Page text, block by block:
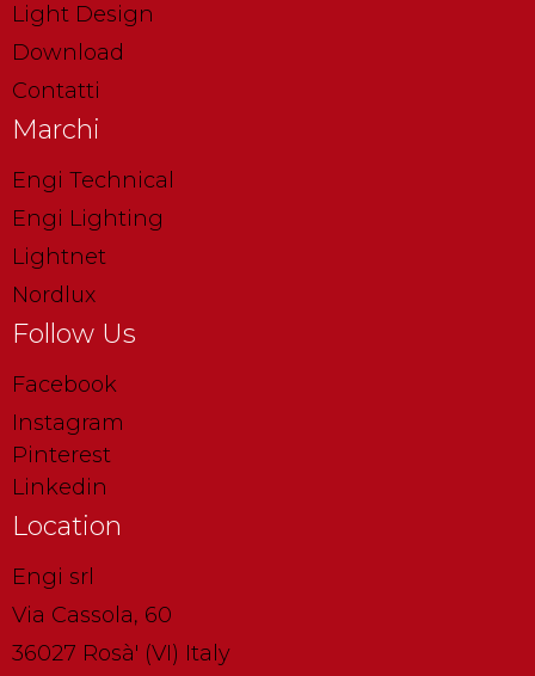
Light Design
Download
Contatti
Marchi
Engi Technical
Engi Lighting
Lightnet
Nordlux
Follow Us
Facebook
Instagram
Pinterest
Linkedin
Location
Engi srl
Via Cassola, 60
36027 Rosà' (VI) Italy